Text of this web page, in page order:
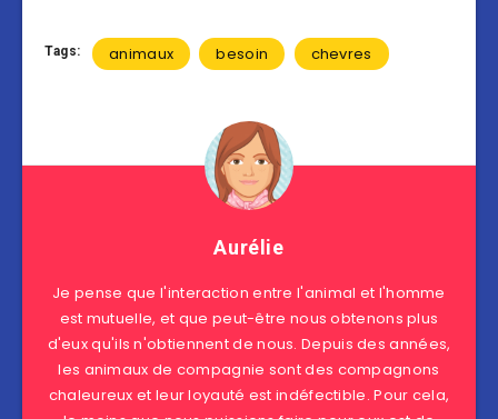
Tags: animaux besoin chevres
Aurélie
Je pense que l'interaction entre l'animal et l'homme
est mutuelle, et que peut-être nous obtenons plus
d'eux qu'ils n'obtiennent de nous. Depuis des années,
les animaux de compagnie sont des compagnons
chaleureux et leur loyauté est indéfectible. Pour cela,